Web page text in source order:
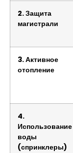
2. Защита
магистрали
3. Активное
отопление
4.
Использование
воды
(спринклеры)